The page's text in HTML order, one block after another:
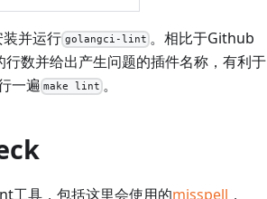
并运行 golangci-lint 。相比于Github
数并给出产生问题的插件名称，有利于
一遍 make lint 。
工具，包括这里会使用的misspell ，